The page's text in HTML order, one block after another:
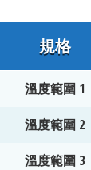
規格
溫度範圍 1
溫度範圍 2
溫度範圍 3